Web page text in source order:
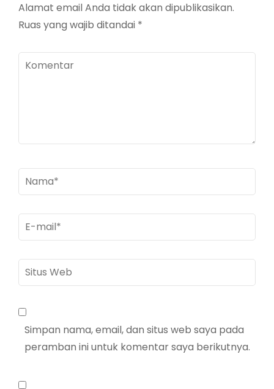
Alamat email Anda tidak akan dipublikasikan.
Ruas yang wajib ditandai *
Komentar
Nama*
E-
mail*
Situs
Web
Simpan nama, email, dan situs web saya pada
peramban ini untuk komentar saya berikutnya.